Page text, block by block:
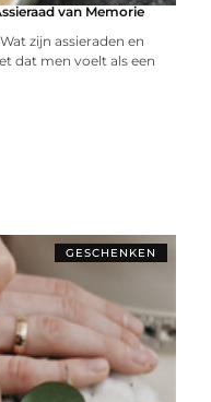
van Memorie
zijn assieraden en
dat men voelt als een
GESCHENKEN